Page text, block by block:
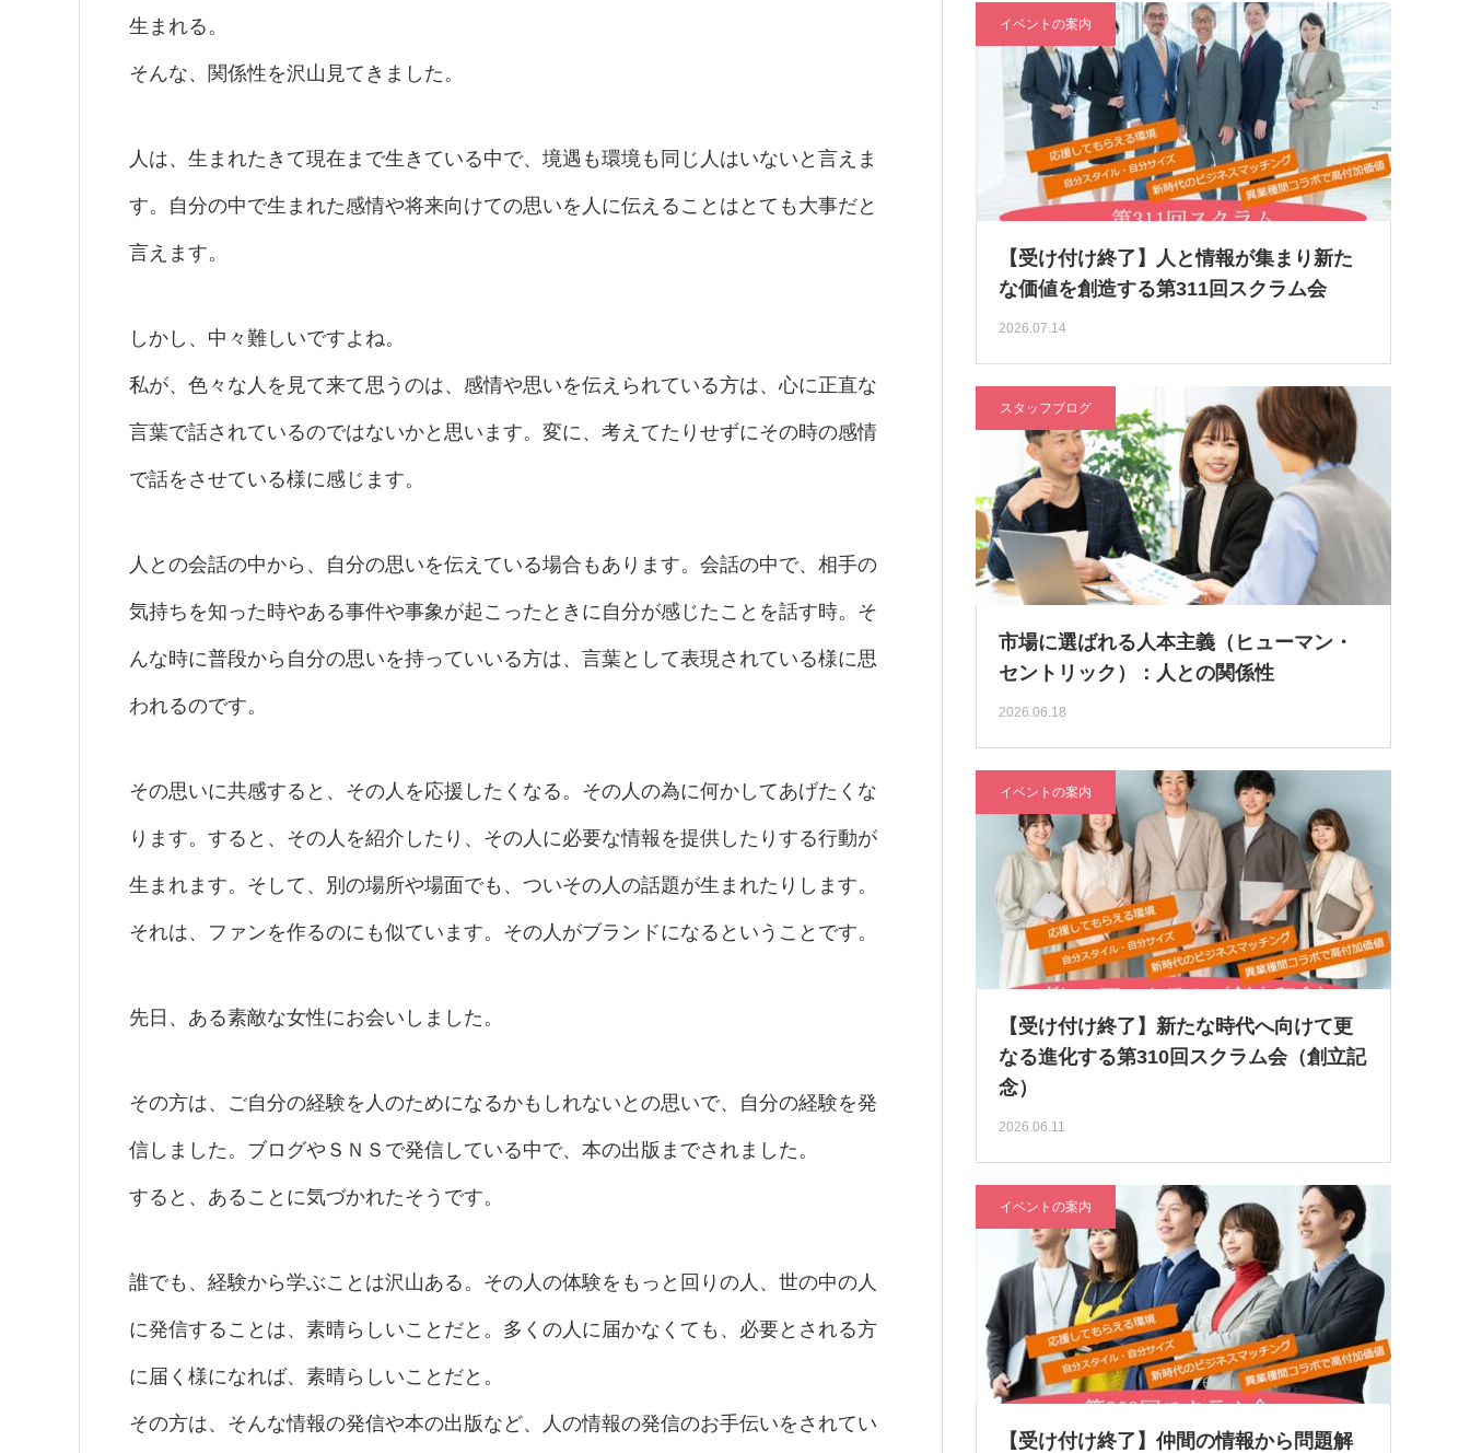
生まれる。
そんな、関係性を沢山見てきました。
人は、生まれたきて現在まで生きている中で、境遇も環境も同じ人はいないと言えま
す。自分の中で生まれた感情や将来向けての思いを人に伝えることはとても大事だと
言えます。
しかし、中々難しいですよね。
私が、色々な人を見て来て思うのは、感情や思いを伝えられている方は、心に正直な
言葉で話されているのではないかと思います。変に、考えてたりせずにその時の感情
で話をさせている様に感じます。
人との会話の中から、自分の思いを伝えている場合もあります。会話の中で、相手の
気持ちを知った時やある事件や事象が起こったときに自分が感じたことを話す時。そ
んな時に普段から自分の思いを持っていいる方は、言葉として表現されている様に思
われるのです。
その思いに共感すると、その人を応援したくなる。その人の為に何かしてあげたくな
ります。すると、その人を紹介したり、その人に必要な情報を提供したりする行動が
生まれます。そして、別の場所や場面でも、ついその人の話題が生まれたりします。
それは、ファンを作るのにも似ています。その人がブランドになるということです。
先日、ある素敵な女性にお会いしました。
その方は、ご自分の経験を人のためになるかもしれないとの思いで、自分の経験を発
信しました。ブログやＳＮＳで発信している中で、本の出版までされました。
すると、あることに気づかれたそうです。
誰でも、経験から学ぶことは沢山ある。その人の体験をもっと回りの人、世の中の人
に発信することは、素晴らしいことだと。多くの人に届かなくても、必要とされる方
に届く様になれば、素晴らしいことだと。
その方は、そんな情報の発信や本の出版など、人の情報の発信のお手伝いをされてい
イベントの案内
【受け付け終了】人と情報が集まり新た
な価値を創造する第311回スクラム会
2026.07.14
スタッフブログ
市場に選ばれる人本主義（ヒューマン・
セントリック）：人との関係性
2026.06.18
イベントの案内
【受け付け終了】新たな時代へ向けて更
なる進化する第310回スクラム会（創立記
念）
2026.06.11
イベントの案内
【受け付け終了】仲間の情報から問題解